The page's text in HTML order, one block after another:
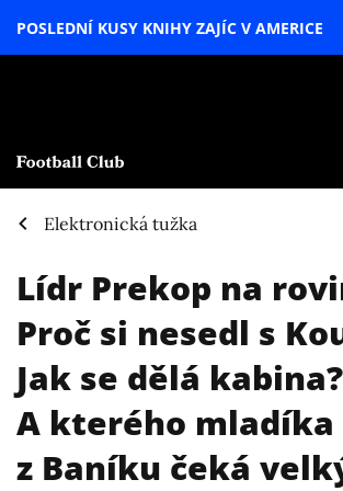
POSLEDNÍ KUSY KNIHY ZAJÍC V AMERICE
Elektronická tužka
Lídr Prekop na
Proč si nesedl s
Jak se dělá kabina?
A kterého mladíka
z Baníku čeká